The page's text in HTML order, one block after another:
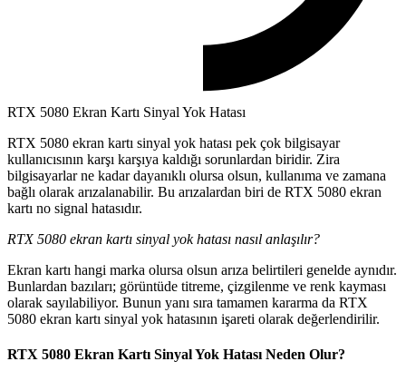
RTX 5080 Ekran Kartı Sinyal Yok Hatası
RTX 5080 ekran kartı sinyal yok hatası pek çok bilgisayar
kullanıcısının karşı karşıya kaldığı sorunlardan biridir. Zira
bilgisayarlar ne kadar dayanıklı olursa olsun, kullanıma ve zamana
bağlı olarak arızalanabilir. Bu arızalardan biri de RTX 5080 ekran
kartı no signal hatasıdır.
RTX 5080 ekran kartı sinyal yok hatası nasıl anlaşılır?
Ekran kartı hangi marka olursa olsun arıza belirtileri genelde aynıdır.
Bunlardan bazıları; görüntüde titreme, çizgilenme ve renk kayması
olarak sayılabiliyor. Bunun yanı sıra tamamen kararma da RTX
5080 ekran kartı sinyal yok hatasının işareti olarak değerlendirilir.
RTX 5080 Ekran Kartı Sinyal Yok Hatası Neden Olur?